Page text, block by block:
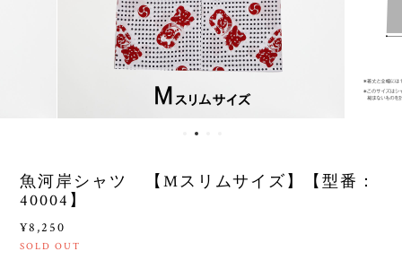
魚河岸シャツ 【Mスリムサイズ】【型番：
40004】
¥8,250
SOLD OUT